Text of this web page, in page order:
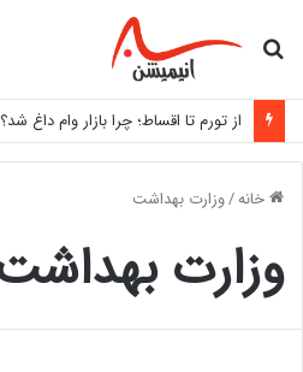
جستجو
از تورم تا اقساط؛ چرا بازار وام داغ شد؟
خانه/وزارت بهداشت
وزارت